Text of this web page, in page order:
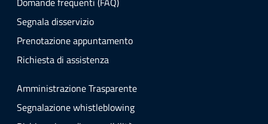
Segnala disservizio
Prenotazione appuntamento
Richiesta di assistenza
Amministrazione Trasparente
Segnalazione whistleblowing